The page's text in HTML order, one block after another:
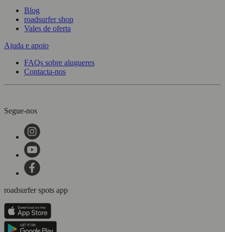
Blog
roadsurfer shop
Vales de oferta
Ajuda e apoio
FAQs sobre alugueres
Contacta-nos
Segue-nos
roadsurfer spots app